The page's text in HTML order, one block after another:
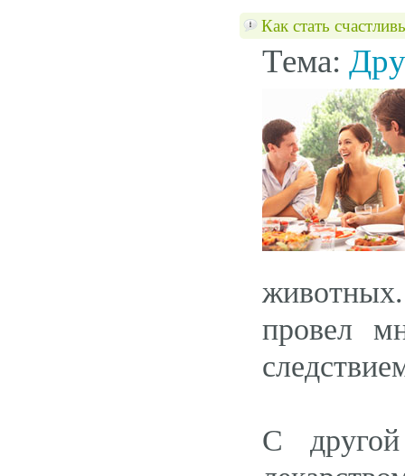
Как стать
Тема:
провел
С